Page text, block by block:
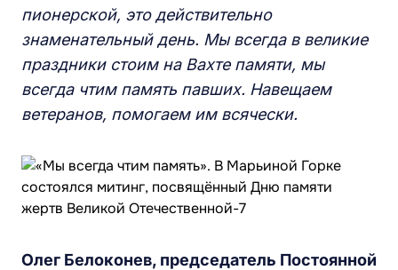
пионерской, это действительно
знаменательный день. Мы всегда в великие
праздники стоим на Вахте памяти, мы
всегда чтим память павших. Навещаем
ветеранов, помогаем им всячески.
Олег Белоконев, председатель Постоянной